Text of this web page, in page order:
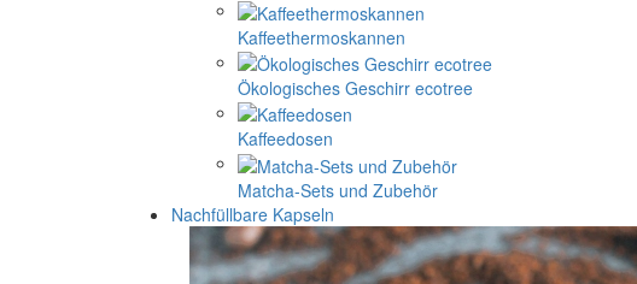
Kaffeethermoskannen
Ökologisches Geschirr ecotree
Kaffeedosen
Matcha-Sets und Zubehör
Nachfüllbare Kapseln